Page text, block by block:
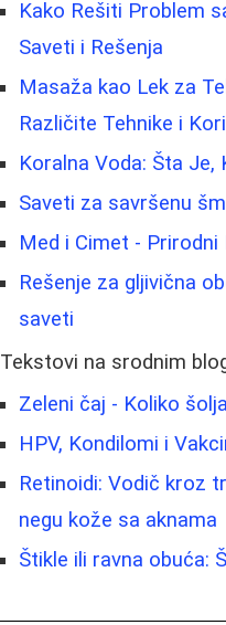
Kako Rešiti Problem
Saveti i Rešenja
Masaža kao Lek za
Različite Tehnike i
Koralna Voda: Šta Je,
Saveti za savršenu
Med i Cimet -
Rešenje za gljivična
saveti
Tekstovi na srodnim
Zeleni čaj - Koliko
HPV, Kondilomi i
Retinoidi: Vodič kroz
negu kože sa aknama
Štikle ili ravna obuća: